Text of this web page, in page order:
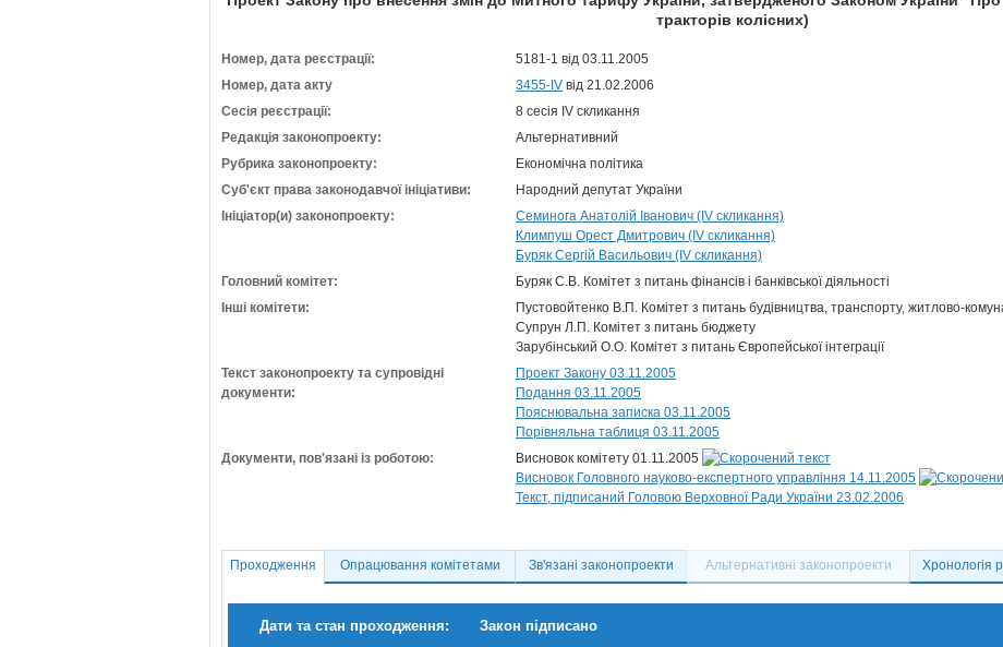
тракторів колісних)
Номер, дата реєстрації:
5181-1 від 03.11.2005
Номер, дата акту
3455-IV від 21.02.2006
Сесія реєстрації:
8 сесія IV скликання
Редакція законопроекту:
Альтернативний
Рубрика законопроекту:
Економічна політика
Суб'єкт права законодавчої ініціативи:
Народний депутат України
Ініціатор(и) законопроекту:
Семинога Анатолій Іванович (IV скликання)
Климпуш Орест Дмитрович (IV скликання)
Буряк Сергій Васильович (IV скликання)
Головний комітет:
Буряк С.В. Комітет з питань фінансів і банківської діяльності
Інші комітети:
Пустовойтенко В.П. Комітет з питань будівництва, транспорту, житлово-
Супрун Л.П. Комітет з питань бюджету
Зарубінський О.О. Комітет з питань Європейської інтеграції
Текст законопроекту та супровідні
документи:
Проект Закону 03.11.2005
Подання 03.11.2005
Пояснювальна записка 03.11.2005
Порівняльна таблиця 03.11.2005
Документи, пов'язані із роботою:
Висновок комітету 01.11.2005
Висновок Головного науково-експертного управління 14.11.2005
Текст, підписаний Головою Верховної Ради України 23.02.2006
Проходження Опрацювання комітетами Зв'язані законопроекти Альтернативні законопроекти Хронологія
Дати та стан проходження: Закон підписано